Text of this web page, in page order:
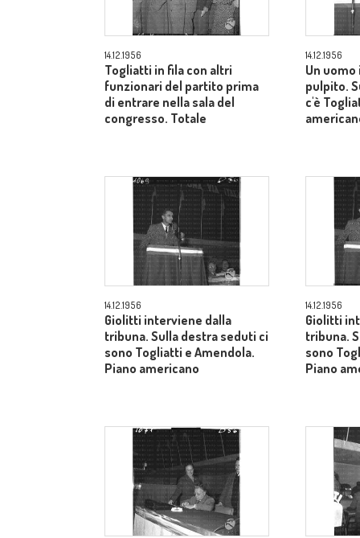
14.12.1956
Togliatti in fila con altri
funzionari del partito prima
di entrare nella sala del
congresso. Totale
14.12.1956
Un
pulpito.
c'è
14.12.1956
Giolitti interviene dalla
tribuna. Sulla destra seduti ci
sono Togliatti e Amendola.
Piano americano
14.12.1956
Giolitti
tribuna.
sono
Piano